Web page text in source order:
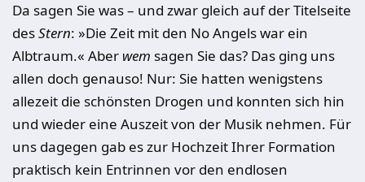
Da sagen Sie was – und zwar gleich auf der Titelseite
desStern: »Die Zeit mit den No Angels war ein
Albtraum.« Aber wem sagen Sie das? Das ging uns
allen doch genauso! Nur: Sie hatten wenigstens
allezeit die schönsten Drogen und konnten sich hin
und wieder eine Auszeit von der Musik nehmen. Für
uns dagegen gab es zur Hochzeit Ihrer Formation
praktisch kein Entrinnen vor den endlosen